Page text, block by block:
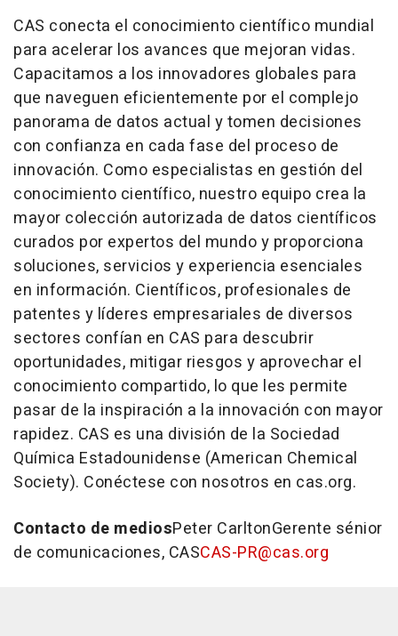
CAS conecta el conocimiento científico mundial
para acelerar los avances que mejoran vidas.
Capacitamos a los innovadores globales para
que naveguen eficientemente por el complejo
panorama de datos actual y tomen decisiones
con confianza en cada fase del proceso de
innovación. Como especialistas en gestión del
conocimiento científico, nuestro equipo crea la
mayor colección autorizada de datos científicos
curados por expertos del mundo y proporciona
soluciones, servicios y experiencia esenciales
en información. Científicos, profesionales de
patentes y líderes empresariales de diversos
sectores confían en CAS para descubrir
oportunidades, mitigar riesgos y aprovechar el
conocimiento compartido, lo que les permite
pasar de la inspiración a la innovación con mayor
rapidez. CAS es una división de la Sociedad
Química Estadounidense (American Chemical
Society). Conéctese con nosotros en cas.org.
Contacto de mediosPeter CarltonGerente sénior
de comunicaciones, CASCAS-PR@cas.org